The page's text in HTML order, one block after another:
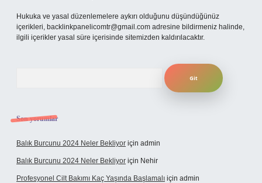
Hukuka ve yasal düzenlemelere aykırı olduğunu düşündüğünüz
içerikleri, backlinkpanelicomtr@gmail.com adresine bildirmeniz halinde,
ilgili içerikler yasal süre içerisinde sitemizden kaldırılacaktır.
Son yorumlar
Balık Burcunu 2024 Neler Bekliyor için admin
Balık Burcunu 2024 Neler Bekliyor için Nehir
Profesyonel Cilt Bakımı Kaç Yaşında Başlamalı için admin